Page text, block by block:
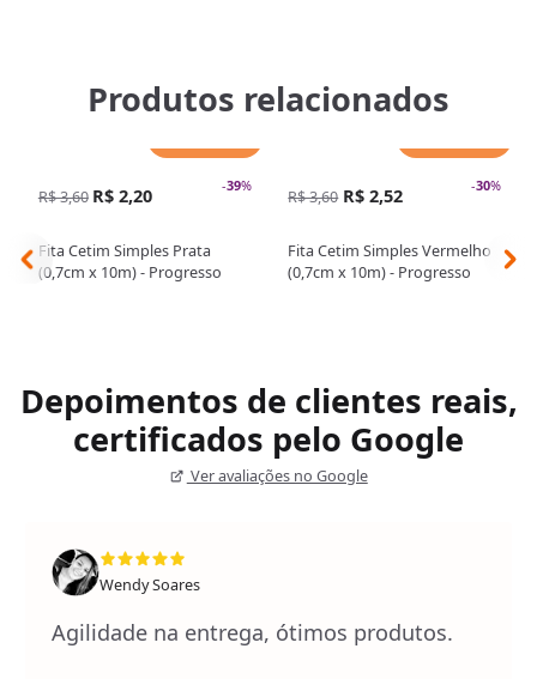
Produtos relacionados
-39%
R$ 3,60 R$ 2,20
Fita Cetim Simples Prata
(0,7cm x 10m) - Progresso
-30%
R$ 3,60 R$ 2,52
Fita Cetim Simples Vermelho
(0,7cm x 10m) - Progresso
Depoimentos de clientes reais,
certificados pelo Google
Ver avaliações no Google
Wendy Soares
Agilidade na entrega, ótimos produtos.